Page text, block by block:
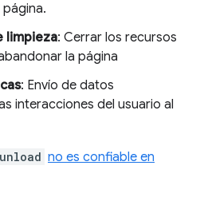
limpieza: Cerrar los recursos
la página
: Envío de datos
interacciones del usuario al
unload no es confiable en